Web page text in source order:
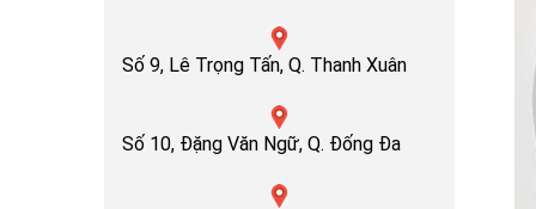
Số 9, Lê Trọng Tấn, Q. Thanh Xuân
Số 10, Đặng Văn Ngữ, Q. Đống Đa